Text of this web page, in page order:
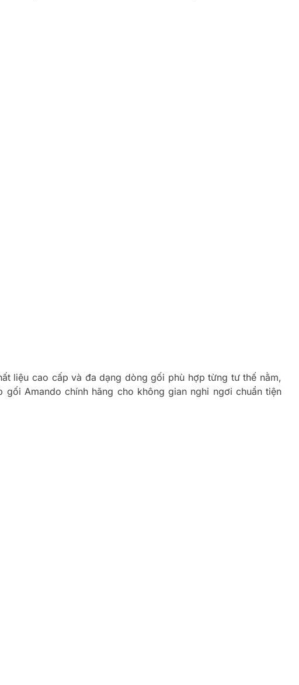
liệu cao cấp và đa dạng dòng gối phù hợp từng tư thế nằm,
Amando chính hãng cho không gian nghỉ ngơi chuẩn tiện